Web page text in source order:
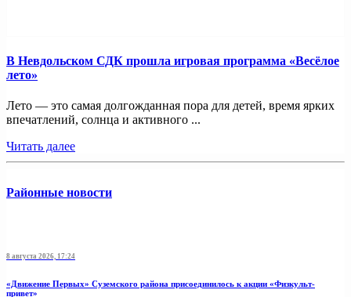
В Невдольском СДК прошла игровая программа «Весёлое
лето»
Лето — это самая долгожданная пора для детей, время ярких
впечатлений, солнца и активного ...
Читать далее
Районные новости
8 августа 2026, 17:24
«Движение Первых» Суземского района присоединилось к акции «Физкульт-
привет»